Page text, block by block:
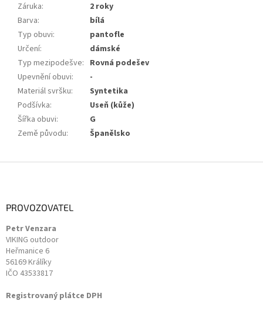
Záruka:
2 roky
Barva:
bílá
Typ obuvi:
pantofle
Určení:
dámské
Typ mezipodešve: Rovná podešev
Upevnění obuvi:
-
Materiál svršku:
Syntetika
Podšívka:
Useň (kůže)
Šířka obuvi:
G
Země původu: Španělsko
PROVOZOVATEL
Petr Venzara
VIKING outdoor
Heřmanice 6
56169 Králíky
IČO 43533817
Registrovaný plátce DPH